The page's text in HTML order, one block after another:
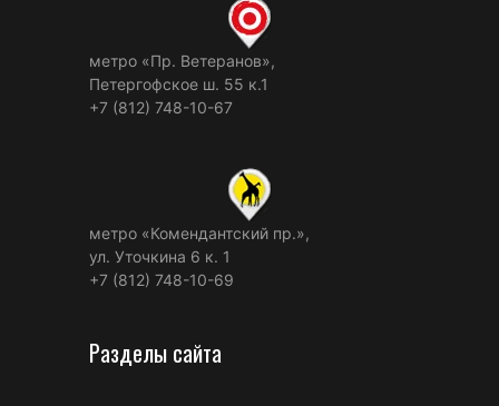
метро «Пр. Ветеранов»,
Петергофское ш. 55 к.1
+7 (812) 748-10-67
метро «Комендантский пр.»,
ул. Уточкина 6 к. 1
+7 (812) 748-10-69
Разделы сайта